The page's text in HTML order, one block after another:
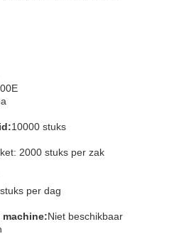
10000 stuks
2000 stuks per zak
per dag
machine:Niet beschikbaar